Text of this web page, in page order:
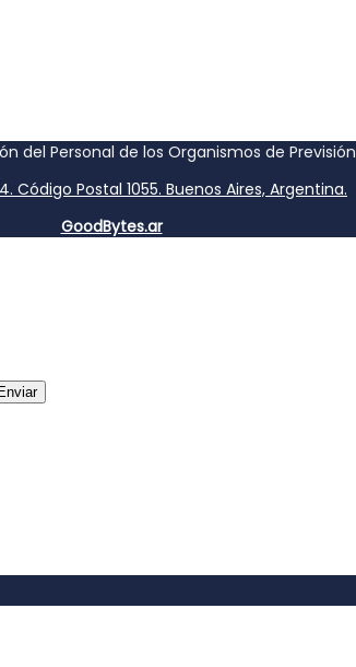
del Personal de los Organismos de
Código Postal 1055. Buenos Aires, Argentina.
GoodBytes.ar